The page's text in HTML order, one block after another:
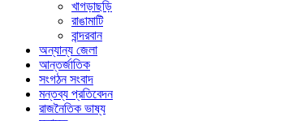
খাগড়াছড়ি
রাঙামাটি
বান্দরবান
অন্যান্য জেলা
আন্তর্জাতিক
সংগঠন সংবাদ
মন্তব্য প্রতিবেদন
রাজনৈতিক ভাষ্য